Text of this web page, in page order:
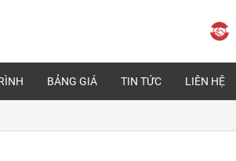
BẢNG GIÁ TIN TỨC LIÊN HỆ